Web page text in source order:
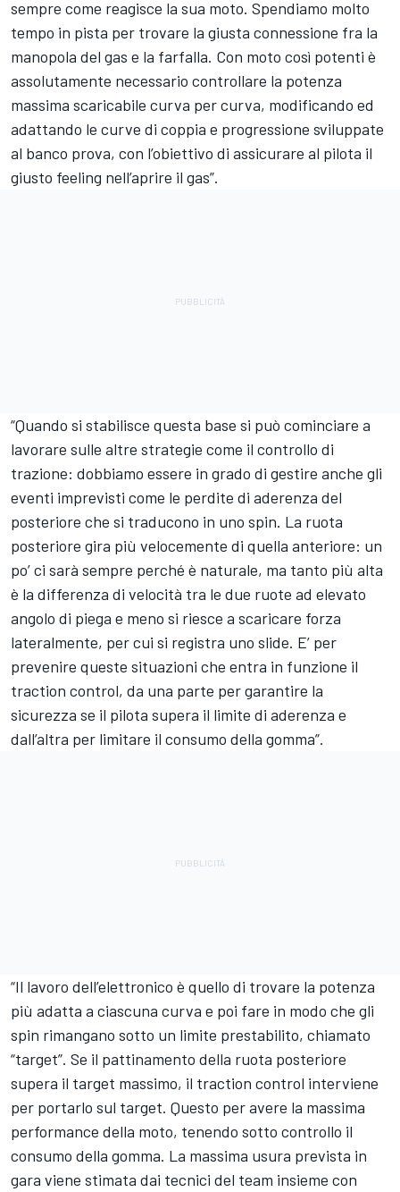
sempre come reagisce la sua moto. Spendiamo molto
tempo in pista per trovare la giusta connessione fra la
manopola del gas e la farfalla. Con moto così potenti è
assolutamente necessario controllare la potenza
massima scaricabile curva per curva, modificando ed
adattando le curve di coppia e progressione sviluppate
al banco prova, con l’obiettivo di assicurare al pilota il
giusto feeling nell’aprire il gas”.
“Quando si stabilisce questa base si può cominciare a
lavorare sulle altre strategie come il controllo di
trazione: dobbiamo essere in grado di gestire anche gli
eventi imprevisti come le perdite di aderenza del
posteriore che si traducono in uno spin. La ruota
posteriore gira più velocemente di quella anteriore: un
po’ ci sarà sempre perché è naturale, ma tanto più alta
è la differenza di velocità tra le due ruote ad elevato
angolo di piega e meno si riesce a scaricare forza
lateralmente, per cui si registra uno slide. E’ per
prevenire queste situazioni che entra in funzione il
traction control, da una parte per garantire la
sicurezza se il pilota supera il limite di aderenza e
dall’altra per limitare il consumo della gomma”.
“Il lavoro dell’elettronico è quello di trovare la potenza
più adatta a ciascuna curva e poi fare in modo che gli
spin rimangano sotto un limite prestabilito, chiamato
“target”. Se il pattinamento della ruota posteriore
supera il target massimo, il traction control interviene
per portarlo sul target. Questo per avere la massima
performance della moto, tenendo sotto controllo il
consumo della gomma. La massima usura prevista in
gara viene stimata dai tecnici del team insieme con